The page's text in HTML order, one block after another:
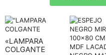
«LAMPARA
COLGANTE